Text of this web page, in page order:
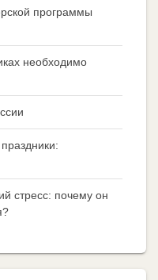
программы
необходимо
стресс: почему он